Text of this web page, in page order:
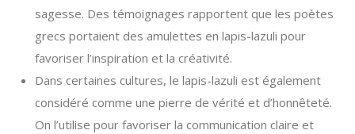
sagesse. Des témoignages rapportent que les poètes
grecs portaient des amulettes en lapis-lazuli pour
favoriser l’inspiration et la créativité.
Dans certaines cultures, le lapis-lazuli est également
considéré comme une pierre de vérité et d’honnêteté.
On l’utilise pour favoriser la communication claire et